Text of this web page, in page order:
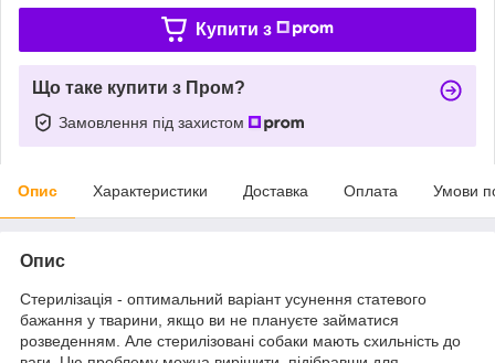
Купити з
Що таке купити з Пром?
Замовлення під захистом
Опис Характеристики Доставка Оплата Умови
Опис
Стерилізація - оптимальний варіант усунення статевого
бажання у тварини, якщо ви не плануєте займатися
розведенням. Але стерилізовані собаки мають схильність до